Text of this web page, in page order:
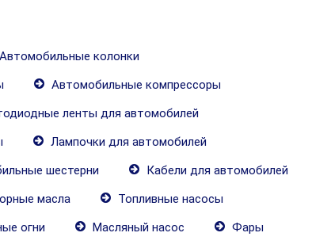
Автомобильные колонки
Автомобильные компрессоры
ленты для автомобилей
Лампочки для автомобилей
шестерни
Кабели для автомобилей
масла
Топливные насосы
огни Масляный насос
Фары